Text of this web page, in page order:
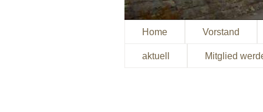
Home Vorstand
aktuell Mitglied